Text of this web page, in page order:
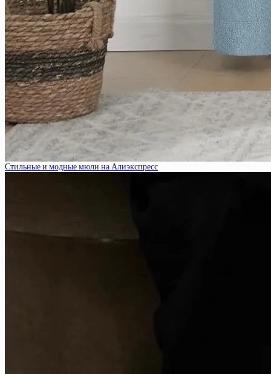
Стильные и модные мюли на Алиэкспресс